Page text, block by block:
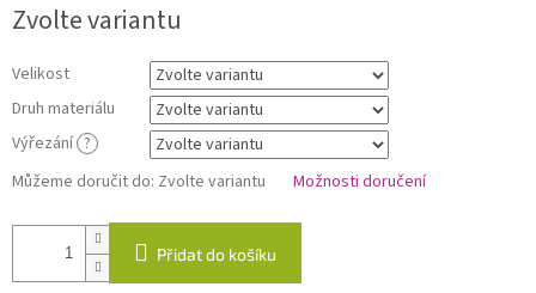
cena:
Zvolte variantu
Velikost
Druh materiálu
Výřezání ?
Můžeme doručit do: Zvolte variantu Možnosti doručení
Přidat do košíku